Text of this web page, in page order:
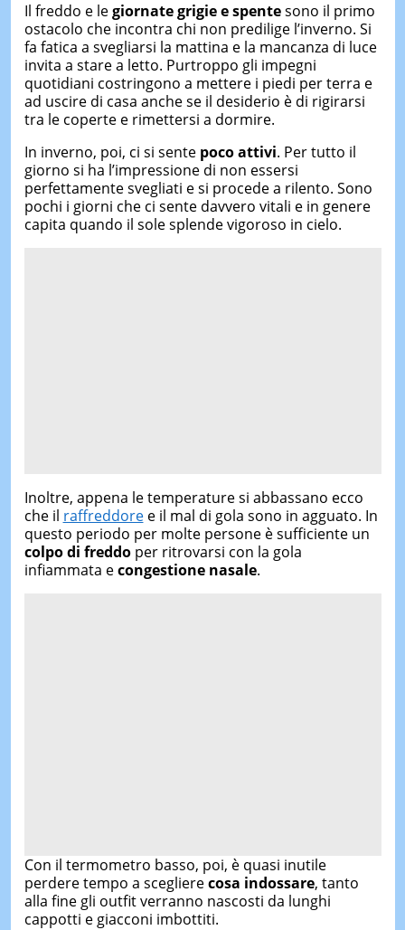
Il freddo e legiornate grigie e spentesono il primo
ostacolo che incontra chi non predilige l’inverno. Si
fa fatica a svegliarsi la mattina e la mancanza di luce
invita a stare a letto. Purtroppo gli impegni
quotidiani costringono a mettere i piedi per terra e
ad uscire di casa anche se il desiderio è di rigirarsi
tra le coperte e rimettersi a dormire.
In inverno, poi, ci si sente poco attivi. Per tutto il
giorno si ha l’impressione di non essersi
perfettamente svegliati e si procede a rilento. Sono
pochi i giorni che ci sente davvero vitali e in genere
capita quando il sole splende vigoroso in cielo.
Inoltre, appena le temperature si abbassano ecco
che il raffreddoree il mal di gola sono in agguato. In
questo periodo per molte persone è sufficiente un
colpo di freddoper ritrovarsi con la gola
infiammata econgestione nasale.
Con il termometro basso, poi, è quasi inutile
perdere tempo a sceglierecosa indossare, tanto
alla fine gli outfit verranno nascosti da lunghi
cappotti e giacconi imbottiti.